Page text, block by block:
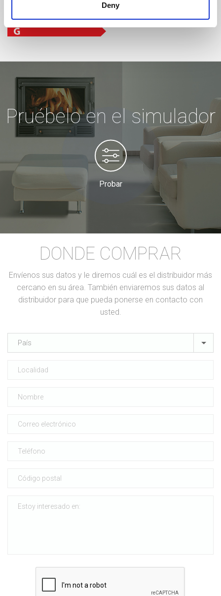
Deny
Pruébelo en el simulador
Probar
DONDE COMPRAR
Envíenos sus datos y le diremos cuál es el distribuidor más
cercano en su área. También enviaremos sus datos al
distribuidor para que pueda ponerse en contacto con
usted.
País